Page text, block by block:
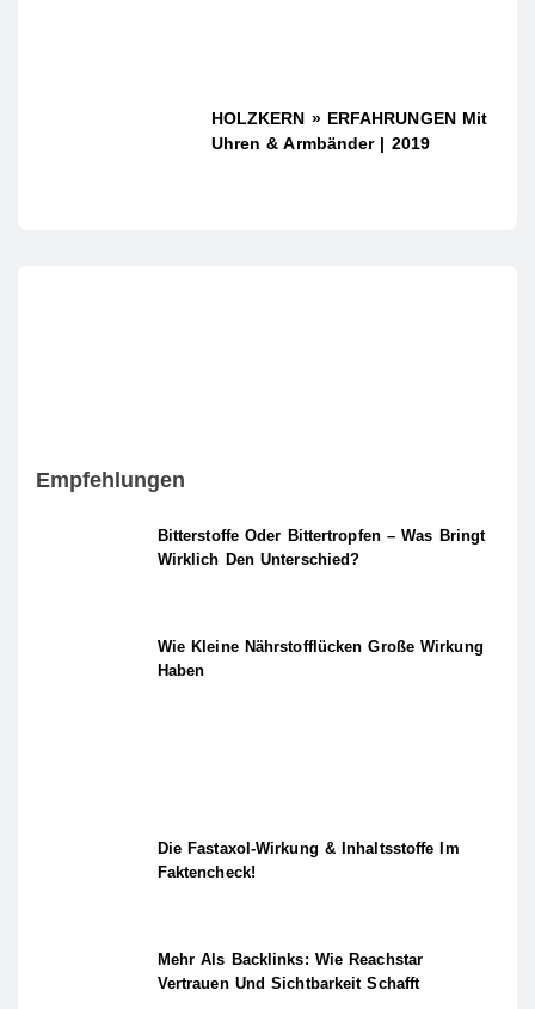
HOLZKERN » ERFAHRUNGEN Mit
Uhren & Armbänder | 2019
Empfehlungen
Bitterstoffe Oder Bittertropfen – Was Bringt
Wirklich Den Unterschied?
Wie Kleine Nährstofflücken Große Wirkung
Haben
Die Fastaxol-Wirkung & Inhaltsstoffe Im
Faktencheck!
Mehr Als Backlinks: Wie Reachstar
Vertrauen Und Sichtbarkeit Schafft